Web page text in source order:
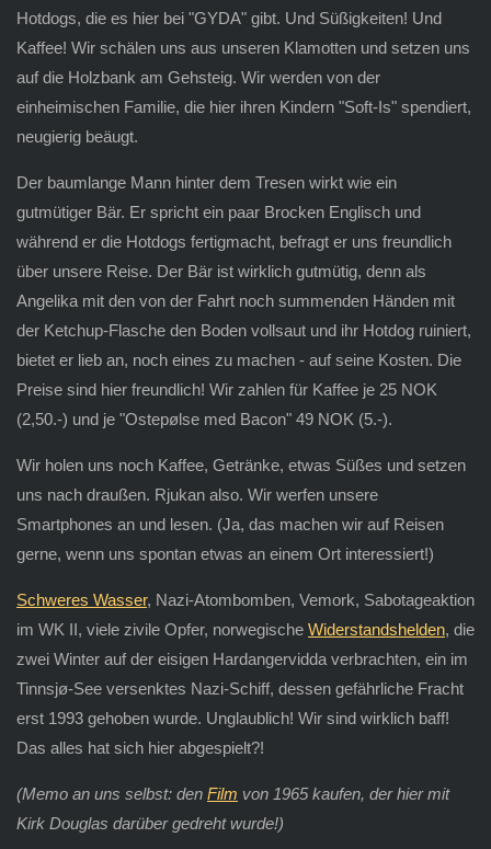
Hotdogs, die es hier bei "GYDA" gibt. Und Süßigkeiten! Und
Kaffee! Wir schälen uns aus unseren Klamotten und setzen uns
auf die Holzbank am Gehsteig. Wir werden von der
einheimischen Familie, die hier ihren Kindern "Soft-Is" spendiert,
neugierig beäugt.
Der baumlange Mann hinter dem Tresen wirkt wie ein
gutmütiger Bär. Er spricht ein paar Brocken Englisch und
während er die Hotdogs fertigmacht, befragt er uns freundlich
über unsere Reise. Der Bär ist wirklich gutmütig, denn als
Angelika mit den von der Fahrt noch summenden Händen mit
der Ketchup-Flasche den Boden vollsaut und ihr Hotdog ruiniert,
bietet er lieb an, noch eines zu machen - auf seine Kosten. Die
Preise sind hier freundlich! Wir zahlen für Kaffee je 25 NOK
(2,50.-) und je "Ostepølse med Bacon" 49 NOK (5.-).
Wir holen uns noch Kaffee, Getränke, etwas Süßes und setzen
uns nach draußen. Rjukan also. Wir werfen unsere
Smartphones an und lesen. (Ja, das machen wir auf Reisen
gerne, wenn uns spontan etwas an einem Ort interessiert!)
Schweres Wasser, Nazi-Atombomben, Vemork, Sabotageaktion
im WK II, viele zivile Opfer, norwegische Widerstandshelden, die
zwei Winter auf der eisigen Hardangervidda verbrachten, ein im
Tinnsjø-See versenktes Nazi-Schiff, dessen gefährliche Fracht
erst 1993 gehoben wurde. Unglaublich! Wir sind wirklich baff!
Das alles hat sich hier abgespielt?!
(Memo an uns selbst: den Film von 1965 kaufen, der hier mit
Kirk Douglas darüber gedreht wurde!)